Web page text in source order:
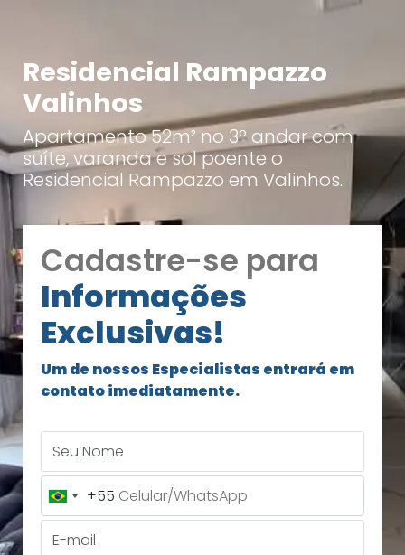
Residencial Rampazzo
Valinhos
Apartamento 52m² no 3º andar com
suíte, varanda e sol poente o
Residencial Rampazzo em Valinhos.
Cadastre-se para
Informações
Exclusivas!
Um de nossos Especialistas entrará em
contato imediatamente.
Brazil
+55
+55